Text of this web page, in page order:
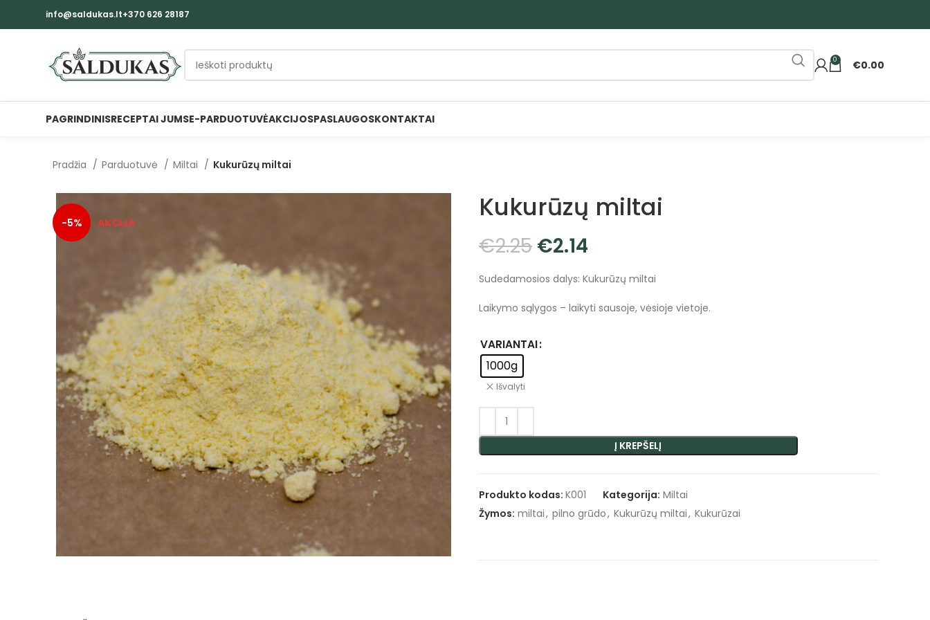
info@saldukas.lt+370 626 28187
0 €0.00
PAGRINDINISRECEPTAI JUMSE-PARDUOTUVĖAKCIJOSPASLAUGOSKONTAKTAI
Pradžia Parduotuvė Miltai Kukurūzų miltai
-5% Kukurūzų miltai
€2.25 €2.14
Sudedamosios dalys: Kukurūzų miltai
Laikymo sąlygos – laikyti sausoje, vėsioje vietoje.
VARIANTAI
1000g
Išvalyti
Į KREPŠELĮ
Produkto kodas: K001 Kategorija: Miltai
Žymos: miltai, pilno grūdo, Kukurūzų miltai, Kukurūzai